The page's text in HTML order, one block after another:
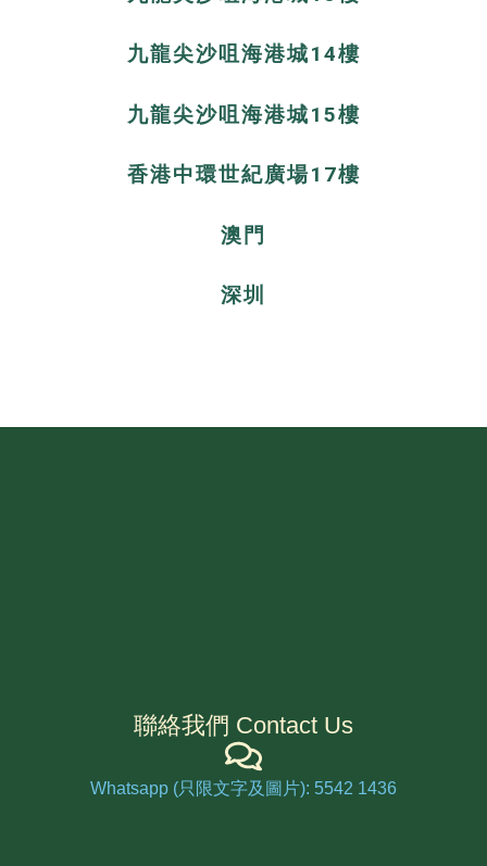
九龍尖沙咀海港城14樓
九龍尖沙咀海港城15樓
香港中環世紀廣場17樓
澳門
深圳
聯絡我們 Contact Us
Whatsapp (只限文字及圖片): 5542 1436